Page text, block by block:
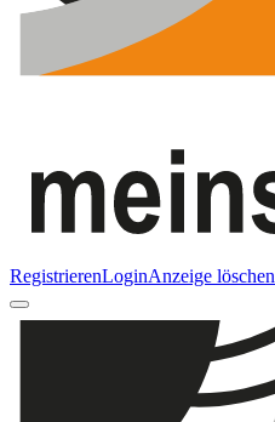
RegistrierenLoginAnzeige löschen